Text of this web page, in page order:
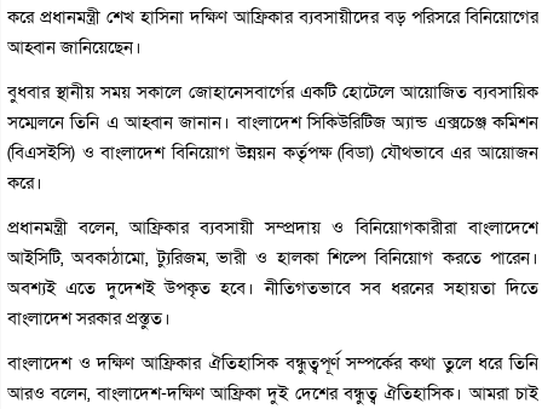
করে প্রধানমন্ত্রী শেখ হাসিনা দক্ষিণ আফ্রিকার ব্যবসায়ীদের বড় পরিসরে বিনিয়োগের
আহ্বান জানিয়েছেন।
বুধবার স্থানীয় সময় সকালে জোহানেসবার্গের একটি হোটেলে আয়োজিত ব্যবসায়িক
সম্মেলনে তিনি এ আহ্বান জানান। বাংলাদেশ সিকিউরিটিজ অ্যান্ড এক্সচেঞ্জ কমিশন
(বিএসইসি) ও বাংলাদেশ বিনিয়োগ উন্নয়ন কর্তৃপক্ষ (বিডা) যৌথভাবে এর আয়োজন
করে।
প্রধানমন্ত্রী বলেন, আফ্রিকার ব্যবসায়ী সম্প্রদায় ও বিনিয়োগকারীরা বাংলাদেশে
আইসিটি, অবকাঠামো, ট্যুরিজম, ভারী ও হালকা শিল্পে বিনিয়োগ করতে পারেন।
অবশ্যই এতে দুদেশই উপকৃত হবে। নীতিগতভাবে সব ধরনের সহায়তা দিতে
বাংলাদেশ সরকার প্রস্তুত।
বাংলাদেশ ও দক্ষিণ আফ্রিকার ঐতিহাসিক বন্ধুত্বপূর্ণ সম্পর্কের কথা তুলে ধরে তিনি
আরও বলেন, বাংলাদেশ-দক্ষিণ আফ্রিকা দুই দেশের বন্ধুত্ব ঐতিহাসিক। আমরা চাই